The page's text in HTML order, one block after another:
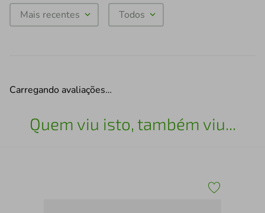
Mais recentes Todos
Carregando avaliações…
Quem viu isto, também viu...